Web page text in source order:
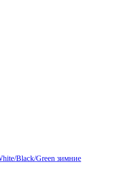
Black/Green зимние